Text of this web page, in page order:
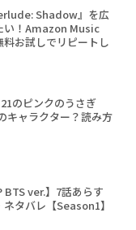
Shadow』を広
い！Amazon Music
お試しでリピートし
のピンクのうさぎ
キャラクター？読み方
BTS ver.】7話あらす
タバレ【Season1】